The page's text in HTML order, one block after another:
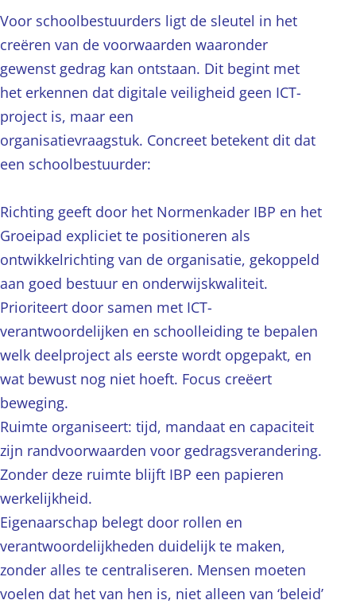
Voor schoolbestuurders ligt de sleutel in het
creëren van de voorwaarden waaronder
gewenst gedrag kan ontstaan. Dit begint met
het erkennen dat digitale veiligheid geen ICT-
project is, maar een
organisatievraagstuk. Concreet betekent dit dat
een schoolbestuurder:
Richting geeft door het Normenkader IBP en het
Groeipad expliciet te positioneren als
ontwikkelrichting van de organisatie, gekoppeld
aan goed bestuur en onderwijskwaliteit.
Prioriteert door samen met ICT-
verantwoordelijken en schoolleiding te bepalen
welk deelproject als eerste wordt opgepakt, en
wat bewust nog niet hoeft. Focus creëert
beweging.
Ruimte organiseert: tijd, mandaat en capaciteit
zijn randvoorwaarden voor gedragsverandering.
Zonder deze ruimte blijft IBP een papieren
werkelijkheid.
Eigenaarschap belegt door rollen en
verantwoordelijkheden duidelijk te maken,
zonder alles te centraliseren. Mensen moeten
voelen dat het van hen is, niet alleen van ‘beleid’